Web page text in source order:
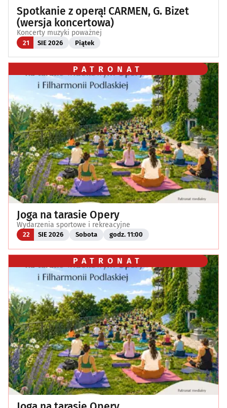
Spotkanie z operą! CARMEN, G. Bizet
(wersja koncertowa)
Koncerty muzyki poważnej
21 SIE 2026 Piątek
PATRONAT
Joga na tarasie Opery
Wydarzenia sportowe i rekreacyjne
22 SIE 2026 Sobota godz. 11:00
PATRONAT